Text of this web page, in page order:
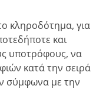
κληροδότημα, για
και
υποτρόφους, να
κατά την σειρά
σύμφωνα με την